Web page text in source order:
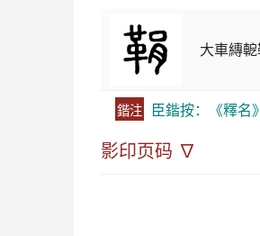
大車縳軶
鍇注 臣鍇按：《釋名
影印页码 ∇